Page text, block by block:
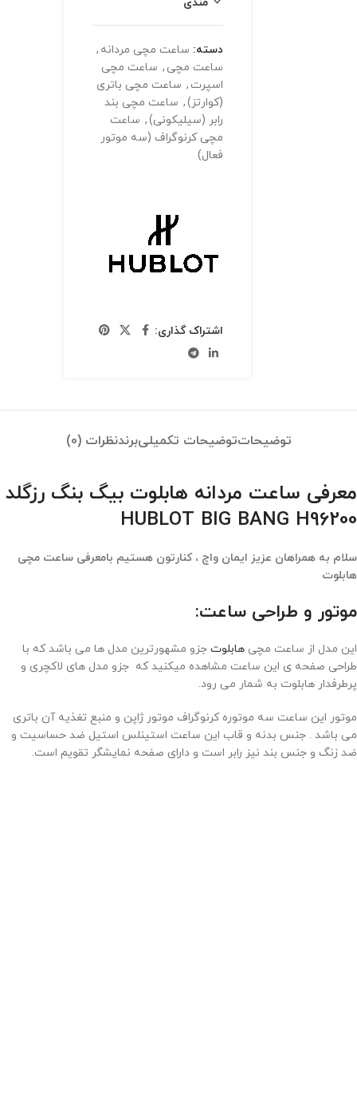
مندی
دسته: ساعت مچی مردانه ,
ساعت مچی , ساعت مچی
اسپرت , ساعت مچی باتری
(کوارتز), ساعت مچی بند
رابر (سیلیکونی), ساعت
مچی کرنوگراف (سه موتور
فعال)
اشتراک گذاری:
توضیحاتتوضیحات تکمیلیبرندنظرات (0)
معرفی ساعت مردانه هابلوت بیگ بنگ رزگلد
HUBLOT BIG BANG H96200
سلام به همراهان عزیز ایمان واچ ، کنارتون هستیم بامعرفی ساعت مچی
هابلوت
موتور و طراحی ساعت:
این مدل از ساعت مچی هابلوت جزو مشهورترین مدل ها می باشد که با
طراحی صفحه ی این ساعت مشاهده میکنید که جزو مدل های لاکچری و
پرطرفدار هابلوت به شمار می رود.
موتور این ساعت سه موتوره کرنوگراف موتور ژاپن و منبع تغذیه آن باتری
می باشد . جنس بدنه و قاب این ساعت استینلس استیل ضد حساسیت و
ضد زنگ و جنس بند نیز رابر است و دارای صفحه نمایشگر تقویم است.